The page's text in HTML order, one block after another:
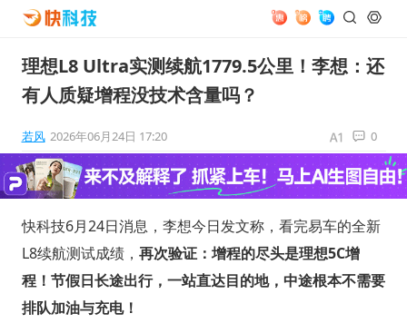
理想L8 Ultra实测续航1779.5公里！李想：还
有人质疑增程没技术含量吗？
若风 2026年06月24日 17:20 0
快科技6月24日消息，李想今日发文称，看完易车的全新
L8续航测试成绩， 再次验证：增程的尽头是理想5C增
程！节假日长途出行，一站直达目的地，中途根本不需要
排队加油与充电！